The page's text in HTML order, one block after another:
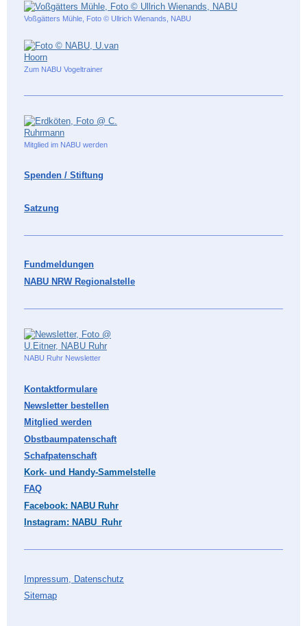
Voßgätters Mühle, Foto © Ullrich Wienands, NABU
Zum NABU Vogeltrainer
Mitglied im NABU werden
Spenden / Stiftung
Satzung
Fundmeldungen
NABU NRW Regionalstelle
NABU Ruhr Newsletter
Kontaktformulare
Newsletter bestellen
Mitglied werden
Obstbaumpatenschaft
Schafpatenschaft
Kork- und Handy-Sammelstelle
FAQ
Facebook: NABU Ruhr
Instagram: NABU_Ruhr
Impressum, Datenschutz
Sitemap